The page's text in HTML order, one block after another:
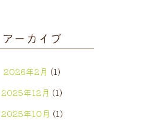
アーカイブ
2026年2月 (1)
2025年12月 (1)
2025年10月 (1)